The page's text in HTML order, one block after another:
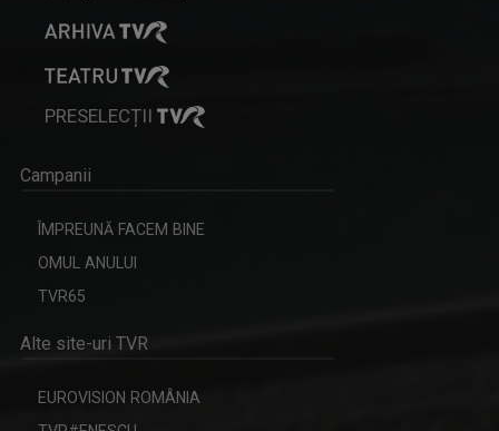
PRESELECȚII
Campanii
ÎMPREUNĂ FACEM BINE
OMUL ANULUI
TVR65
Alte site-uri TVR
EUROVISION ROMÂNIA